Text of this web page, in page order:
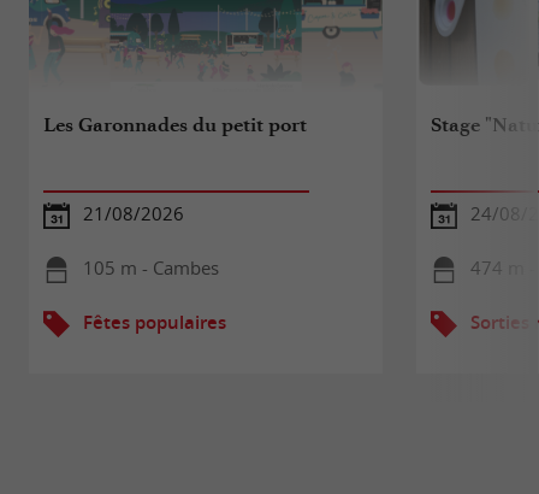
Les Garonnades du petit port
21/08/2026
105 m - Cambes
Fêtes populaires
Stage
24/08/
474 m -
Sorties